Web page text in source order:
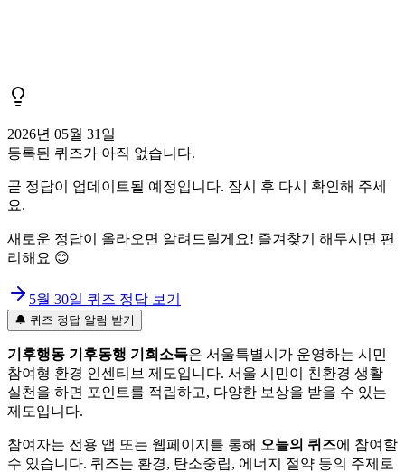
2026년 05월 31일
등록된 퀴즈가 아직 없습니다.
곧 정답이 업데이트될 예정입니다. 잠시 후 다시 확인해 주세
요.
새로운 정답이 올라오면 알려드릴게요! 즐겨찾기 해두시면 편
리해요 😊
5월 30일 퀴즈 정답 보기
🔔 퀴즈 정답 알림 받기
기후행동 기후동행 기회소득은 서울특별시가 운영하는 시민
참여형 환경 인센티브 제도입니다. 서울 시민이 친환경 생활
실천을 하면 포인트를 적립하고, 다양한 보상을 받을 수 있는
제도입니다.
참여자는 전용 앱 또는 웹페이지를 통해 오늘의 퀴즈에 참여할
수 있습니다. 퀴즈는 환경, 탄소중립, 에너지 절약 등의 주제로